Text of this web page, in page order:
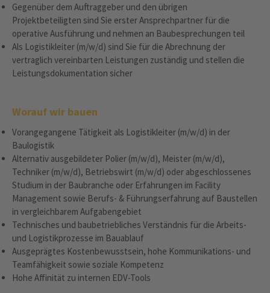
Gegenüber dem Auftraggeber und den übrigen
Projektbeteiligten sind Sie erster Ansprechpartner für die
operative Ausführung und nehmen an Baubesprechungen teil
Als Logistikleiter (m/w/d) sind Sie für die Abrechnung der
vertraglich vereinbarten Leistungen zuständig und stellen die
Leistungsdokumentation sicher
Worauf wir bauen
Vorangegangene Tätigkeit als Logistikleiter (m/w/d) in der
Baulogistik
Alternativ ausgebildeter Polier (m/w/d), Meister (m/w/d),
Techniker (m/w/d), Betriebswirt (m/w/d) oder abgeschlossenes
Studium in der Baubranche oder Erfahrungen im Facility
Management sowie Berufs- & Führungserfahrung auf Baustellen
in vergleichbarem Aufgabengebiet
Technisches und baubetriebliches Verständnis für die Arbeits-
und Logistikprozesse im Bauablauf
Ausgeprägtes Kostenbewusstsein, hohe Kommunikations- und
Teamfähigkeit sowie soziale Kompetenz
Hohe Affinität zu internen EDV-Tools